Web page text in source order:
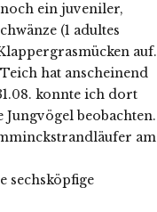
ein juveniler,
(1 adultes
auf.
hat anscheinend
konnte ich dort
beobachten.
am
sechsköpfige